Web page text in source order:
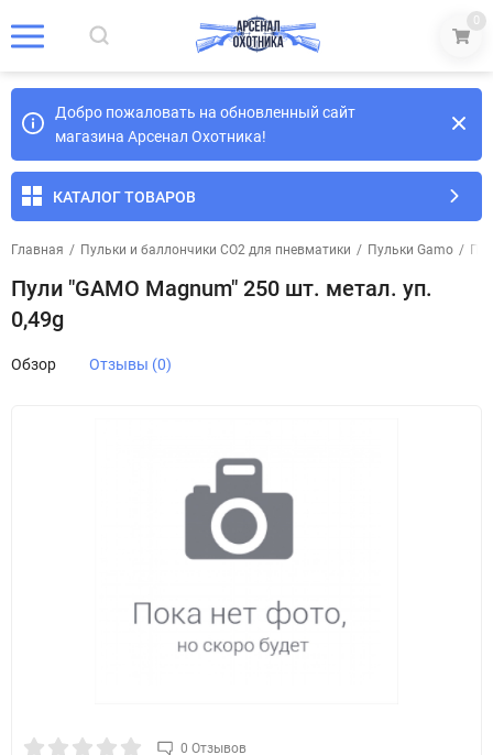
0
Добро пожаловать на обновленный сайт
магазина Арсенал Охотника!
КАТАЛОГ ТОВАРОВ
Главная / Пульки и баллончики СО2 для пневматики / Пульки Gamo /
Пули "GAMO Magnum" 250 шт. метал. уп.
0,49g
Обзор Отзывы (0)
0 Отзывов